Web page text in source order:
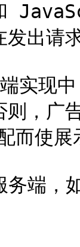
出请
现中
，广
而使展
务端